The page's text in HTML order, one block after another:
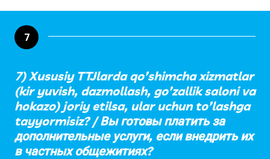
7
7) Xususiy TTJlarda qo’shimcha xizmatlar
(kir yuvish, dazmollash, go’zallik saloni va
hokazo) joriy etilsa, ular uchun to’lashga
tayyormisiz? / Вы готовы платить за
дополнительные услуги, если внедрить их
в частных общежитиях?